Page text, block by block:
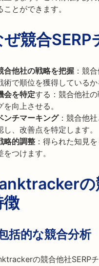
ことができます。
ぜ競合
合他社の戦略を把握 ：競
術で順位を獲得しているか
会を特定する：競合他社
を向上させる。
ンチマーキング：競合他
し、改善点を特定します。
略的調整 ：得られた知見
をつけます。
の
徴
括的な競合分析
の競合他社SERP